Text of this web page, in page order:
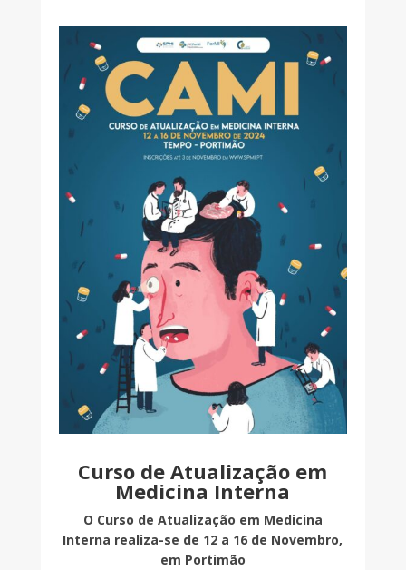
Curso de Atualização em
Medicina Interna
O Curso de Atualização em Medicina
Interna realiza-se de 12 a 16 de Novembro,
em Portimão